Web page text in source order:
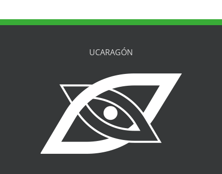
UCARAGÓN